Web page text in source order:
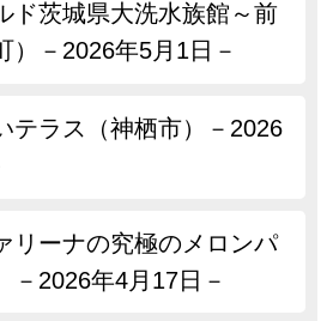
ド茨城県大洗水族館～前
）－2026年5月1日－
テラス（神栖市）－2026
リーナの究極のメロンパ
－2026年4月17日－